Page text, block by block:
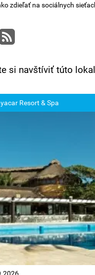
zdieľať na sociálnych
RSS
si navštíviť túto
Resort & Spa